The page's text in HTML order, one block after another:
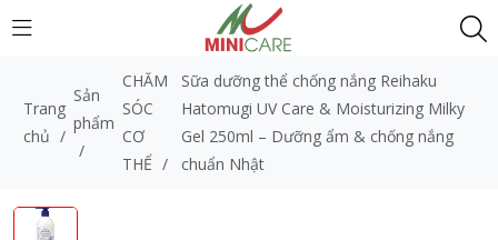
Trang
chủ /
Sản
phẩm
/
CHĂM
SÓC
CƠ
THỂ /
Sữa dưỡng thể chống nắng Reihaku
Hatomugi UV Care & Moisturizing Milky
Gel 250ml – Dưỡng ẩm & chống nắng
chuẩn Nhật